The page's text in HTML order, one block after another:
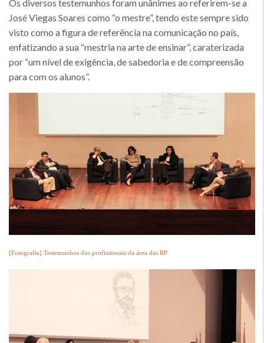
Os diversos testemunhos foram unânimes ao referirem-se a
José Viegas Soares como “o mestre”, tendo este sempre sido
visto como a figura de referência na comunicação no país,
enfatizando a sua “mestria na arte de ensinar”, caraterizada
por “um nível de exigência, de sabedoria e de compreensão
para com os alunos”.
[Fotografia] Testemunhos dos profissionais da área das RP.